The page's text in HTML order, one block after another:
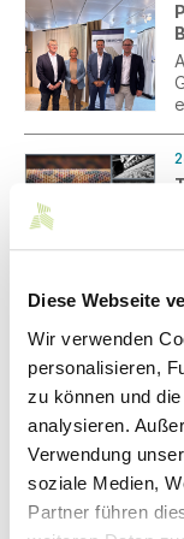
Diese Webseite
Wir verwenden
personalisieren,
zu können und
analysieren.
Verwendung
soziale Medien,
Partner führen